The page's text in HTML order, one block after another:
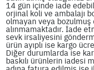
14 gün içinde iade
orjinal koli ve ambalajı
olmayan veya
alınmamaktadır. İade
sevk irsaliyesini
ürün ayıplı ise kargo
Diğer durumlarda ise
baskılı ürünlerin iadesi